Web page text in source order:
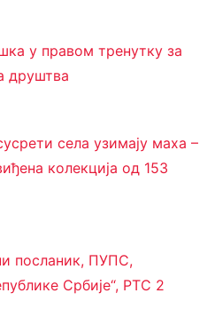
у правом тренутку за
друштва
села узимају маха –
колекција од 153
посланик, ПУПС,
Србије“, РТС 2